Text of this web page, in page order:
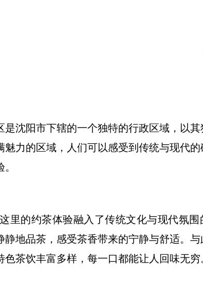
沈阳市下辖的一个独特的行政区域，以
力的区域，人们可以感受到传统与现代的
里的约茶体验融入了传统文化与现代氛围
地品茶，感受茶香带来的宁静与舒适。与
茶饮丰富多样，每一口都能让人回味无穷